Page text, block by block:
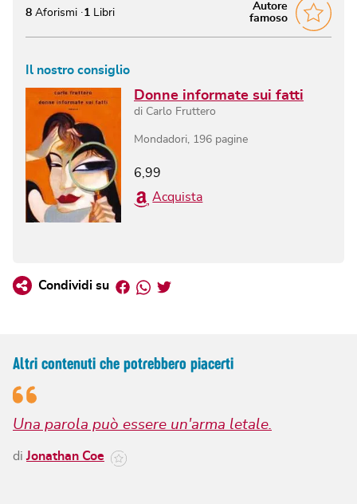
Autore
famoso
8 Aforismi 1 Libri
Il nostro consiglio
Donne informate sui fatti
di Carlo Fruttero
Mondadori 196 pagine
6,99
Acquista
Condividi su Facebook
Whatsapp
Twitter
Altri contenuti che potrebbero piacerti
Una parola può essere un'arma letale.
diJonathan Coe